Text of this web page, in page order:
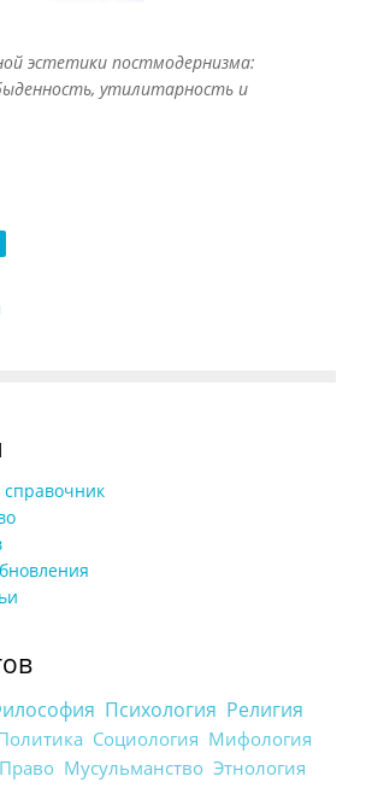
эстетики постмодернизма:
утилитарность и
Психология Религия
Социология Мифология
Право Мусульманство Этнология